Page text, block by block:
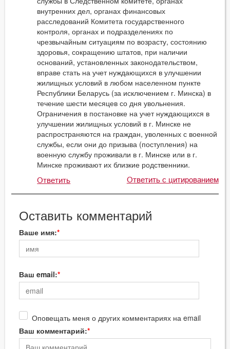
внутренних дел, органах финансовых
расследований Комитета государственного
контроля, органах и подразделениях по
чрезвычайным ситуациям по возрасту, состоянию
здоровья, сокращению штатов, при наличии
оснований, установленных законодательством,
вправе стать на учет нуждающихся в улучшении
жилищных условий в любом населенном пункте
Республики Беларусь (за исключением г. Минска) в
течение шести месяцев со дня увольнения.
Ограничения в постановке на учет нуждающихся в
улучшении жилищных условий в г. Минске не
распространяются на граждан, уволенных с военной
службы, если они до призыва (поступления) на
военную службу проживали в г. Минске или в г.
Минске проживают их близкие родственники.
Ответить Ответить с цитированием
Оставить комментарий
Ваше имя:
Ваш email:
Оповещать меня о других комментариях на email
Ваш комментарий: